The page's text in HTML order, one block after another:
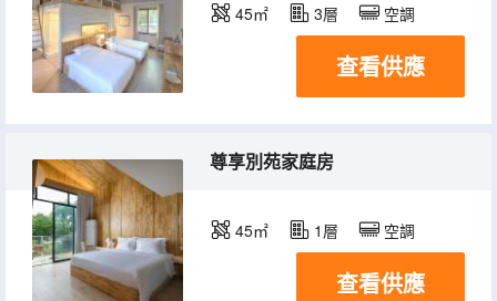
45㎡ 3層 空調
查看供應
尊享別苑家庭房
45㎡ 1層 空調
查看供應